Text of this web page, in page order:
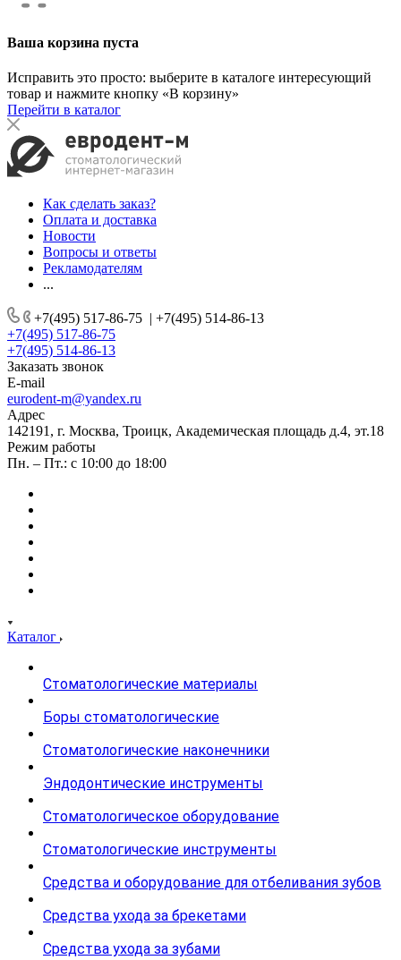
Ваша корзина пуста
Исправить это просто: выберите в каталоге интересующий
товар и нажмите кнопку «В корзину»
Перейти в каталог
Как сделать заказ?
Оплата и доставка
Новости
Вопросы и ответы
Рекламодателям
...
+7(495) 517-86-75 | +7(495) 514-86-13
+7(495) 517-86-75
+7(495) 514-86-13
Заказать звонок
E-mail
eurodent-m@yandex.ru
Адрес
142191, г. Москва, Троицк, Академическая площадь д.4, эт.18
Режим работы
Пн. – Пт.: с 10:00 до 18:00
Каталог
Стоматологические материалы
Боры стоматологические
Стоматологические наконечники
Эндодонтические инструменты
Стоматологическое оборудование
Стоматологические инструменты
Средства и оборудование для отбеливания зубов
Средства ухода за брекетами
Средства ухода за зубами